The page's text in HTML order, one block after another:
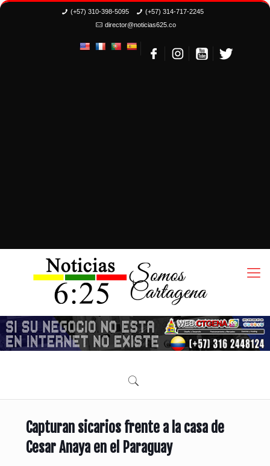
(+57) 310-398-5095
(+57) 314-717-2245
director@noticias625.co
Capturan sicarios frente a la casa de
Cesar Anaya en el Paraguay